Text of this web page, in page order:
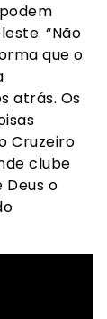
“Não
que o
atrás. Os
Cruzeiro
clube
Deus o